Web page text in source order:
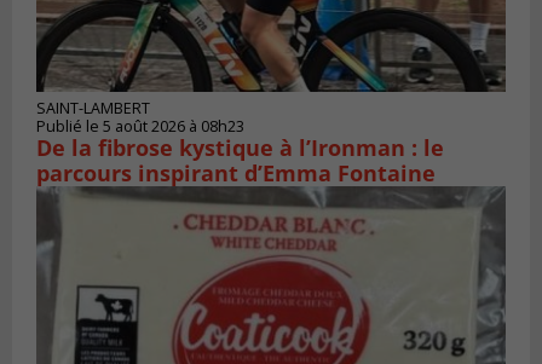
SAINT-LAMBERT
Publié le 5 août 2026 à 08h23
De la fibrose kystique à l’Ironman : le
parcours inspirant d’Emma Fontaine